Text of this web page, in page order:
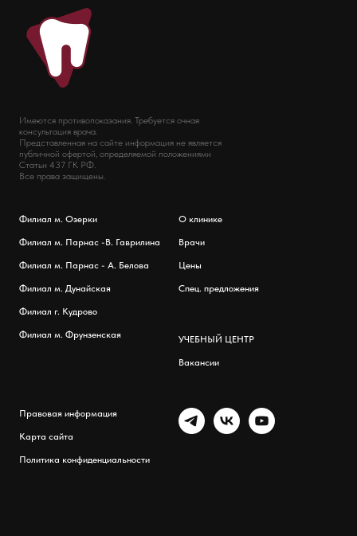
Имеются противопоказания. Требуется очная
консультация врача.
Представленная на сайте информация не является
публичной офертой, определяемой положениями
Статьи 437 ГК РФ.
Все права защищены.
Филиал м. Озерки
Филиал м. Парнас -В. Гаврилина
Филиал м. Парнас - А. Белова
Филиал м. Дунайская
Филиал г. Кудрово
Филиал м. Фрунзенская
О клинике
Врачи
Цены
Спец. предложения
УЧЕБНЫЙ ЦЕНТР
Вакансии
Правовая информация
Карта сайта
Политика конфиденциальности